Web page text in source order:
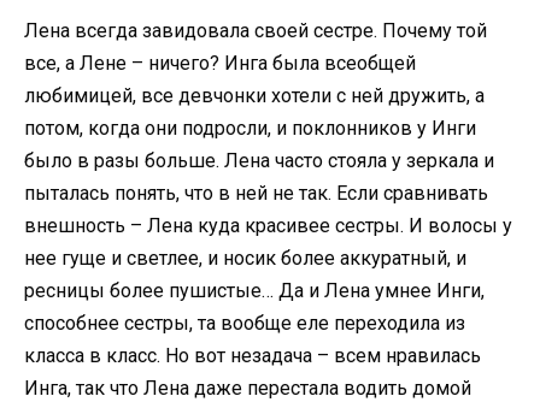
Лена всегда завидовала своей сестре. Почему той
все, а Лене – ничего? Инга была всеобщей
любимицей, все девчонки хотели с ней дружить, а
потом, когда они подросли, и поклонников у Инги
было в разы больше. Лена часто стояла у зеркала и
пыталась понять, что в ней не так. Если сравнивать
внешность – Лена куда красивее сестры. И волосы у
нее гуще и светлее, и носик более аккуратный, и
ресницы более пушистые… Да и Лена умнее Инги,
способнее сестры, та вообще еле переходила из
класса в класс. Но вот незадача – всем нравилась
Инга, так что Лена даже перестала водить домой